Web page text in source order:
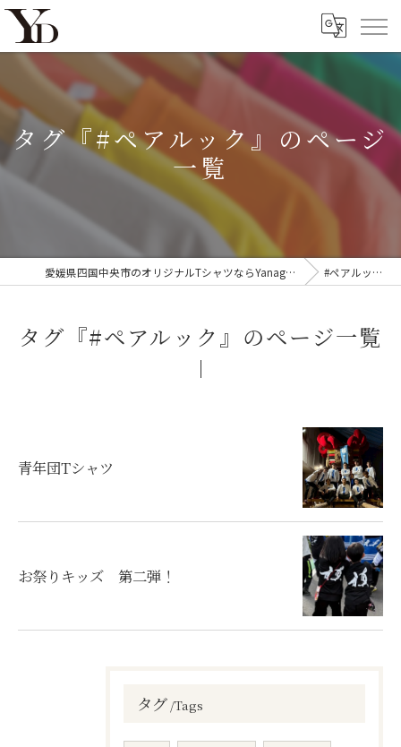
タグ『#ペアルック』のページ
一覧
愛媛県四国中央市のオリジナルTシャツならYanagi'D #ペアルック
タグ『#ペアルック』のページ一覧
青年団Tシャツ
お祭りキッズ 第二弾！
タグ Tags